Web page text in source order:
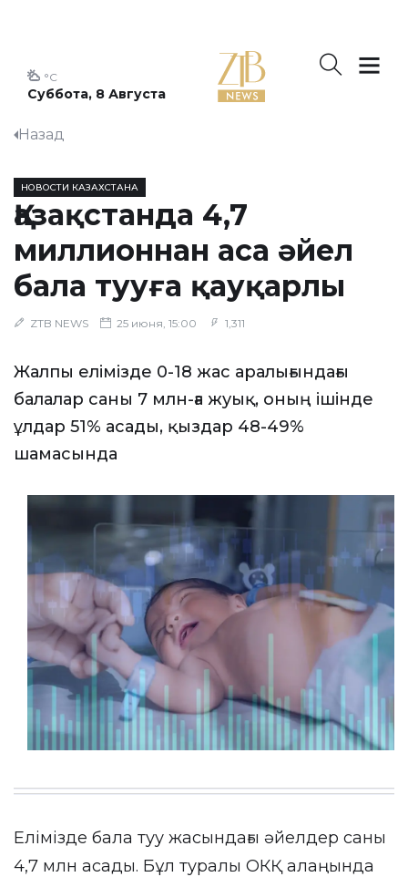
Суббота, 8 Августа
°C
Назад
НОВОСТИ КАЗАХСТАНА
Қазақстанда 4,7
миллионнан аса әйел
бала тууға қауқарлы
ZTB NEWS 25 июня, 15:00 1,311
Жалпы елімізде 0-18 жас аралығындағы
балалар саны 7 млн-ға жуық, оның ішінде
ұлдар 51% асады, қыздар 48-49%
шамасында
Елімізде бала туу жасындағы әйелдер саны
4,7 млн асады. Бұл туралы ОКҚ алаңында